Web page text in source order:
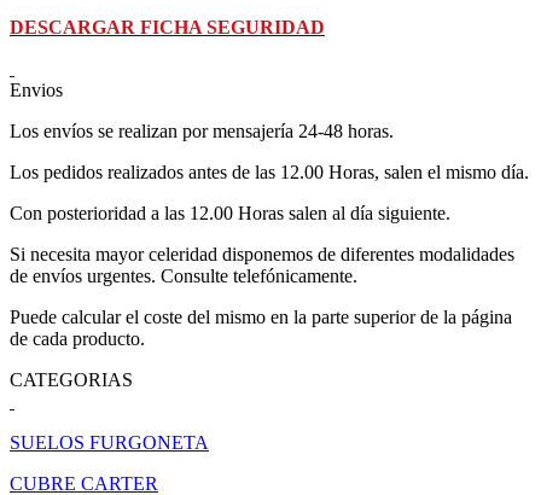
DESCARGAR FICHA SEGURIDAD
Envios
Los envíos se realizan por mensajería 24-48 horas.
Los pedidos realizados antes de las 12.00 Horas, salen el mismo día.
Con posterioridad a las 12.00 Horas salen al día siguiente.
Si necesita mayor celeridad disponemos de diferentes modalidades
de envíos urgentes. Consulte telefónicamente.
Puede calcular el coste del mismo en la parte superior de la página
de cada producto.
CATEGORIAS
SUELOS FURGONETA
CUBRE CARTER